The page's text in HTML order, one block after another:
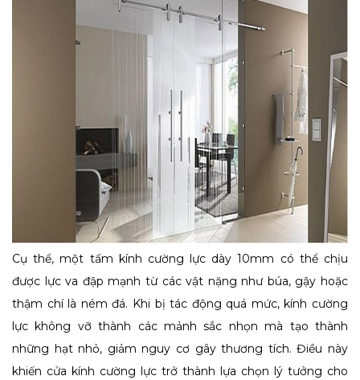
Cụ thể, một tấm kính cường lực dày 10mm có thể chịu
được lực va đập mạnh từ các vật nặng như búa, gậy hoặc
thậm chí là ném đá. Khi bị tác động quá mức, kính cường
lực không vỡ thành các mảnh sắc nhọn mà tạo thành
những hạt nhỏ, giảm nguy cơ gây thương tích. Điều này
khiến cửa kính cường lực trở thành lựa chọn lý tưởng cho